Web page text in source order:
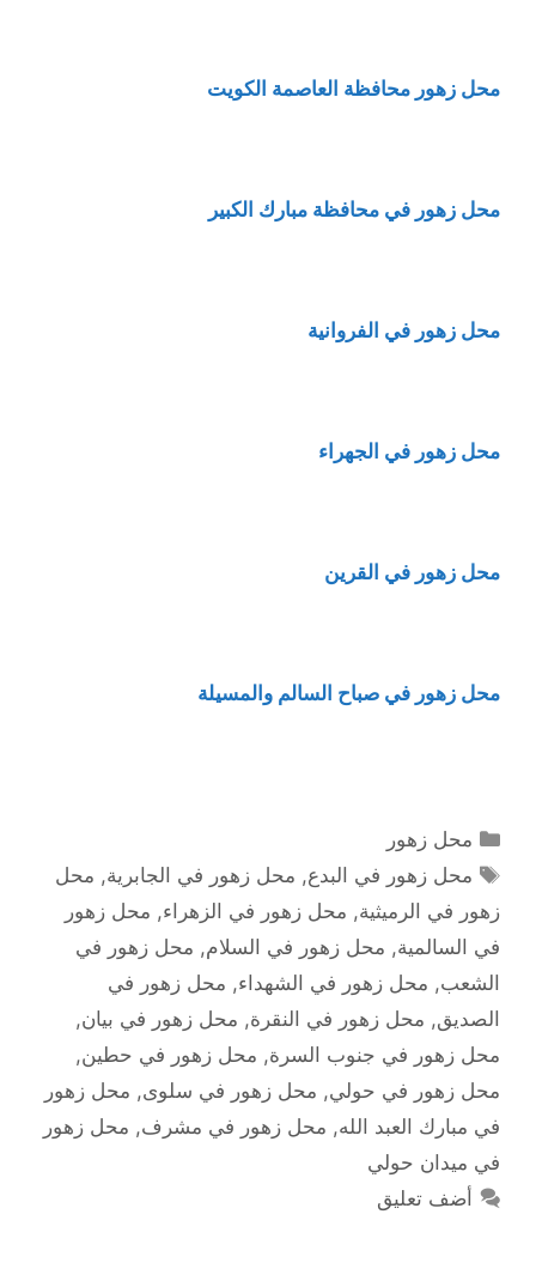
محل زهور محافظة العاصمة الكويت
محل زهور في محافظة مبارك الكبير
محل زهور في الفروانية
محل زهور في الجهراء
محل زهور في القرين
محل زهور في صباح السالم والمسيلة
التصنيفات
محل زهور
الوسوم
محل زهور في البدع, محل زهور في الجابرية, محل
زهور في الرميثية, محل زهور في الزهراء, محل زهور
في السالمية, محل زهور في السلام, محل زهور في
الشعب, محل زهور في الشهداء, محل زهور في
الصديق, محل زهور في النقرة, محل زهور في بيان,
محل زهور في جنوب السرة, محل زهور في حطين,
محل زهور في حولي, محل زهور في سلوى, محل زهور
في مبارك العبد الله, محل زهور في مشرف, محل زهور
في ميدان حولي
أضف تعليق